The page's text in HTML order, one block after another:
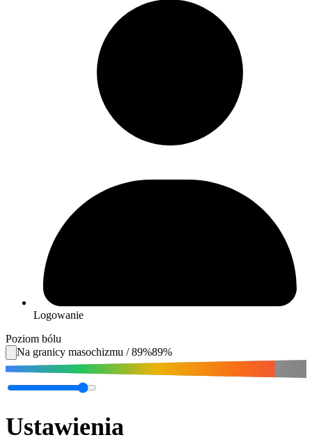
Logowanie
Poziom bólu
Na granicy masochizmu /89%89%
Ustawienia